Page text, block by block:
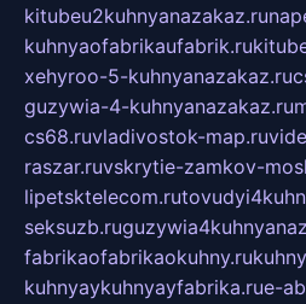
kitubeu2kuhnyanazakaz.ru
kuhnyaofabrikaufabrik.ru
xehyroo-5-kuhnyanazakaz.ru
guzywia-4-kuhnyanazakaz.ru
cs68.ruvladivostok-map.ru
raszar.ruvskrytie-zamkov-
lipetsktelecom.ru
seksuzb.ru
fabrikaofabrikaokuhny.ru
kuhnyaykuhnyayfabrika.rue-